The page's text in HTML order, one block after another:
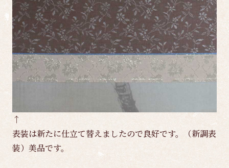
↑
表装は新たに仕立て替えましたので良好です。（新調表
装）美品です。